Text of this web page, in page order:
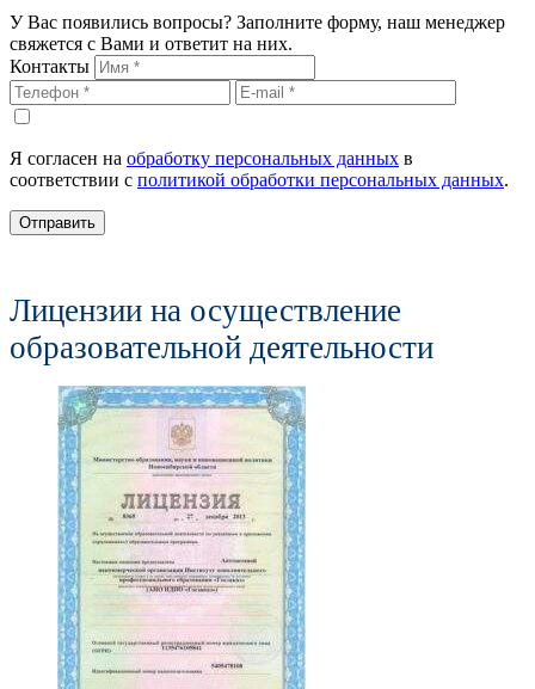
У Вас появились вопросы? Заполните форму, наш менеджер
свяжется с Вами и ответит на них.
Контакты
Я согласен на обработку персональных данных в
соответствии с политикой обработки персональных данных.
Отправить
Лицензии на осуществление
образовательной деятельности